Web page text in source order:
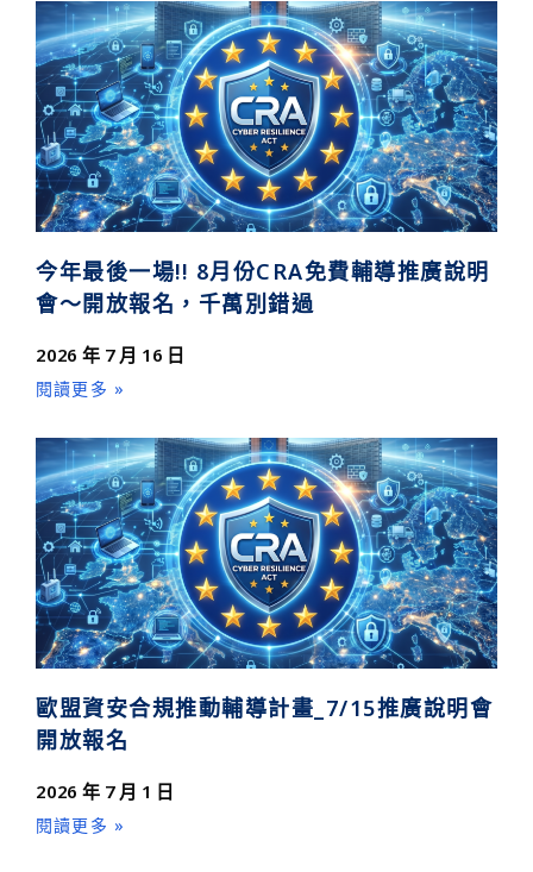
今年最後一場!! 8月份CRA免費輔導推廣說明
會～開放報名，千萬別錯過
2026 年 7 月 16 日
閱讀更多 »
歐盟資安合規推動輔導計畫_7/15推廣說明會
開放報名
2026 年 7 月 1 日
閱讀更多 »